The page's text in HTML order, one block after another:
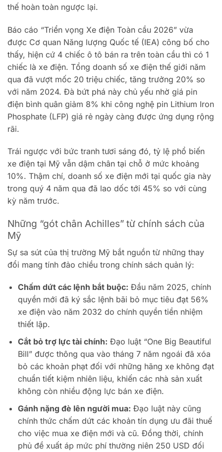
thế hoàn toàn ngược lại.
Báo cáo “Triển vọng Xe điện Toàn cầu 2026” vừa
được Cơ quan Năng lượng Quốc tế (IEA) công bố cho
thấy, hiện cứ 4 chiếc ô tô bán ra trên toàn cầu thì có 1
chiếc là xe điện. Tổng doanh số xe điện thế giới năm
qua đã vượt mốc 20 triệu chiếc, tăng trưởng 20% so
với năm 2024. Đà bứt phá này chủ yếu nhờ giá pin
điện bình quân giảm 8% khi công nghệ pin Lithium Iron
Phosphate (LFP) giá rẻ ngày càng được ứng dụng rộng
rãi.
Trái ngược với bức tranh tươi sáng đó, tỷ lệ phổ biến
xe điện tại Mỹ vẫn dậm chân tại chỗ ở mức khoảng
10%. Thậm chí, doanh số xe điện mới tại quốc gia này
trong quý 4 năm qua đã lao dốc tới 45% so với cùng
kỳ năm trước.
Những “gót chân Achilles” từ chính sách của
Mỹ
Sự sa sút của thị trường Mỹ bắt nguồn từ những thay
đổi mang tính đảo chiều trong chính sách quản lý:
Chấm dứt các lệnh bắt buộc: Đầu năm 2025, chính
quyền mới đã ký sắc lệnh bãi bỏ mục tiêu đạt 56%
xe điện vào năm 2032 do chính quyền tiền nhiệm
thiết lập.
Cắt bỏ trợ lực tài chính: Đạo luật “One Big Beautiful
Bill” được thông qua vào tháng 7 năm ngoái đã xóa
bỏ các khoản phạt đối với những hãng xe không đạt
chuẩn tiết kiệm nhiên liệu, khiến các nhà sản xuất
không còn nhiều động lực bán xe điện.
Gánh nặng đè lên người mua: Đạo luật này cũng
chính thức chấm dứt các khoản tín dụng ưu đãi thuế
cho việc mua xe điện mới và cũ. Đồng thời, chính
phủ đề xuất áp mức phí thường niên 250 USD đối